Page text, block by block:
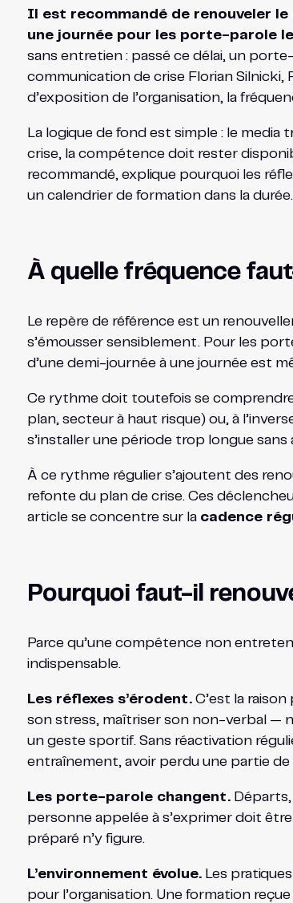
Il est recommandé de renouveler
une journée pour les porte-parole
sans entretien : passé ce délai, un
communication de crise Florian Silnicki,
d’exposition de l’organisation, la
La logique de fond est simple : le media
crise, la compétence doit rester
recommandé, explique pourquoi les
un calendrier de formation dans la durée.
À quelle fréquence
Le repère de référence est un
s’émousser sensiblement. Pour les
d’une demi-journée à une journée est
Ce rythme doit toutefois se
plan, secteur à haut risque) ou, à
s’installer une période trop longue
À ce rythme régulier s’ajoutent des
refonte du plan de crise. Ces
article se concentre sur la cadence
Pourquoi faut-il
Parce qu’une compétence non
indispensable.
Les réflexes s’érodent.C’est la
son stress, maîtriser son non-verbal —
un geste sportif. Sans réactivation
entraînement, avoir perdu une partie de
Les porte-parole changent.Départs,
personne appelée à s’exprimer doit
préparé n’y figure.
L’environnement évolue.Les
pour l’organisation. Une formation